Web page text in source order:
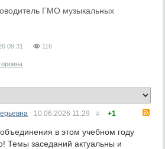
ГМО музыкальных
09:31 116
10.06.2026 11:29 # +1
в этом учебном году
Темы заседаний актуальны и